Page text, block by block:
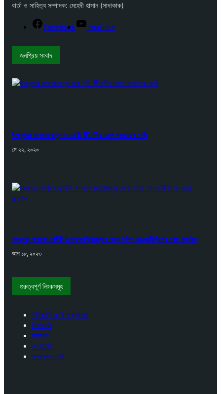
বার্তা ও সাহিত্য সম্পাদক: মেহেদী হাসান (সাদাকাক)
Facebook YouTube
জনপ্রিয় সংবাদ
উপকূলের করোনাযোদ্ধা চার নারী 🔻নারীর চোখে সময়টাকে দেখি
মে ২২, ২০২০
বঙ্গবন্ধুর শাহাদাৎ বার্ষিকী উপলক্ষে পিরোজপুরে জেলা মহিলা আওয়ামীলীগের দোয়া মাহফিল
আগ ১৮, ২০২৩
গুরুত্বপূর্ণ লিংকসমূহ
কপিরাইট ও ডিসক্লেইমার
নিয়মাবলী
বিজ্ঞাপন
যোগাযোগ
সম্পাদকমণ্ডলী